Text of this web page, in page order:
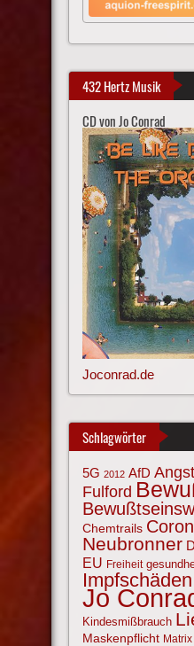
432 Hertz Musik
CD von Jo Conrad
Joconrad.de
Schlagwörter
5G 2012 AfD Angst
Fulford
Chemtrails
Neubronner
EU Freiheit
Impfschäden
Jo
Kindesmißbrauch
Maskenpflicht Matrix